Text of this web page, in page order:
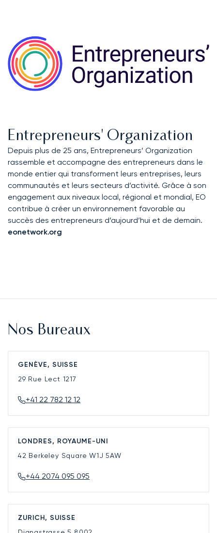
Entrepreneurs' Organization
Depuis plus de 25 ans, Entrepreneurs’ Organization
rassemble et accompagne des entrepreneurs dans le
monde entier qui transforment leurs entreprises, leurs
communautés et leurs secteurs d’activité. Grâce à son
engagement aux niveaux local, régional et mondial, EO
contribue à créer un environnement favorable au
succès des entrepreneurs d’aujourd’hui et de demain.
eonetwork.org
Nos Bureaux
GENÈVE, SUISSE
29 Rue Lect 1217
+41 22 782 12 12
LONDRES, ROYAUME-UNI
42 Berkeley SquareW1J 5AW
+44 2074 095 095
ZURICH, SUISSE